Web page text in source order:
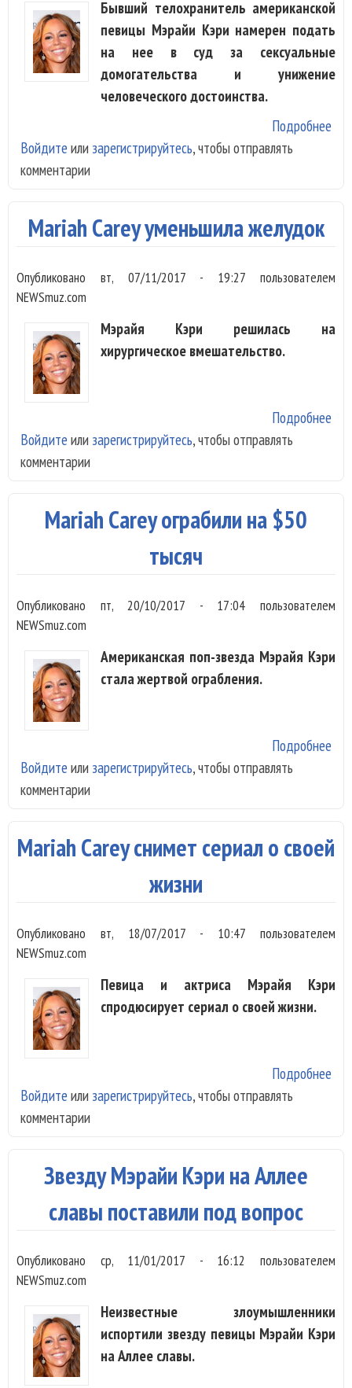
Бывший телохранитель американской
певицы Мэрайи Кэри намерен подать
на нее в суд за сексуальные
домогательства и унижение
человеческого достоинства.
Подробнее
Войдите или зарегистрируйтесь, чтобы отправлять
комментарии
Mariah Carey уменьшила желудок
Опубликовано вт, 07/11/2017 - 19:27 пользователем
NEWSmuz.com
Мэрайя Кэри решилась на
хирургическое вмешательство.
Подробнее
Войдите или зарегистрируйтесь, чтобы отправлять
комментарии
Mariah Carey ограбили на $50
тысяч
Опубликовано пт, 20/10/2017 - 17:04 пользователем
NEWSmuz.com
Американская поп-звезда Мэрайя Кэри
стала жертвой ограбления.
Подробнее
Войдите или зарегистрируйтесь, чтобы отправлять
комментарии
Mariah Carey снимет сериал о своей
жизни
Опубликовано вт, 18/07/2017 - 10:47 пользователем
NEWSmuz.com
Певица и актриса Мэрайя Кэри
спродюсирует сериал о своей жизни.
Подробнее
Войдите или зарегистрируйтесь, чтобы отправлять
комментарии
Звезду Мэрайи Кэри на Аллее
славы поставили под вопрос
Опубликовано ср, 11/01/2017 - 16:12
пользователем
NEWSmuz.com
Неизвестные злоумышленники
испортили звезду певицы Мэрайи Кэри
на Аллее славы.